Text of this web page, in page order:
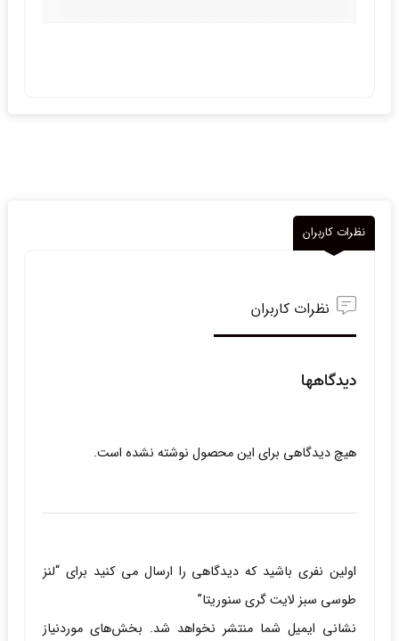
نظرات کاربران
نظرات کاربران
دیدگاهها
هیچ دیدگاهی برای این محصول نوشته نشده است.
اولین نفری باشید که دیدگاهی را ارسال می کنید برای “لنز
طوسی سبز لایت گری سنوریتا”
نشانی ایمیل شما منتشر نخواهد شد. بخش‌های موردنیاز